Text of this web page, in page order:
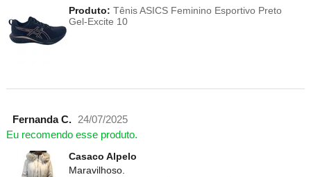
Produto: Tênis ASICS Feminino Esportivo Preto
Gel-Excite 10
Fernanda C. 24/07/2025
Eu recomendo esse produto.
Casaco Alpelo
Maravilhoso.